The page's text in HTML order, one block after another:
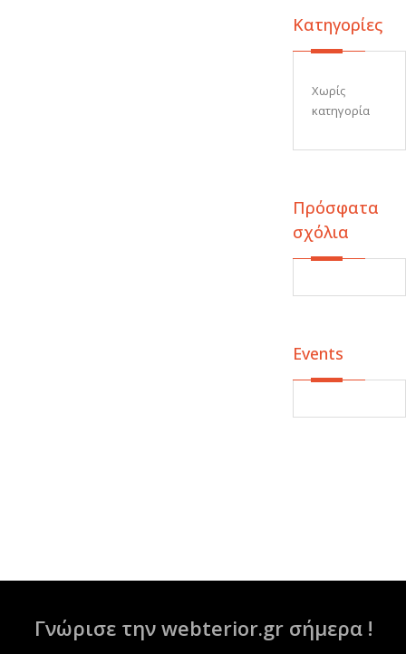
Kατηγορίες
Χωρίς
κατηγορία
Πρόσφατα
σχόλια
Events
Γνώρισε την webterior.gr σήμερα !